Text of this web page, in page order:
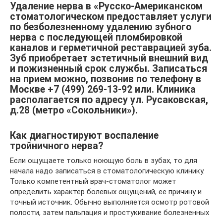
Удаление нерва в «Русско-Американском
стоматологическом предоставляет услуги
по безболезненному удалению зубного
нерва с последующей пломбировкой
каналов и герметичной реставрацией зуба.
Зуб приобретает эстетичный внешний вид
и пожизненный срок службы. Записаться
на прием можно, позвонив по телефону в
Москве +7 (499) 269-13-92 или. Клиника
располагается по адресу ул. Русаковская,
д.28 (метро «Сокольники»).
Как диагностируют воспаление
тройничного нерва?
Если ощущаете только ноющую боль в зубах, то для
начала надо записаться в стоматологическую клинику.
Только компетентный врач-стоматолог может
определить характер болевых ощущений, ее причину и
точный источник. Обычно выполняется осмотр ротовой
полости, затем пальпация и простукивание болезненных